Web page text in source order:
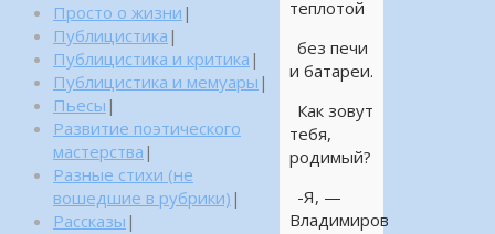
теплотой
без печи
и батареи.
Как зовут
тебя,
родимый?
-Я, —
Владимиров
Просто о жизни |
Публицистика |
Публицистика и критика |
Публицистика и мемуары |
Пьесы |
Развитие поэтического
мастерства |
Разные стихи (не
вошедшие в рубрики) |
Рассказы |